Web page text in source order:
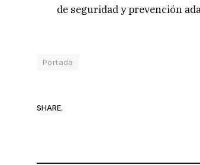
de seguridad y prevención
Portada
SHARE.